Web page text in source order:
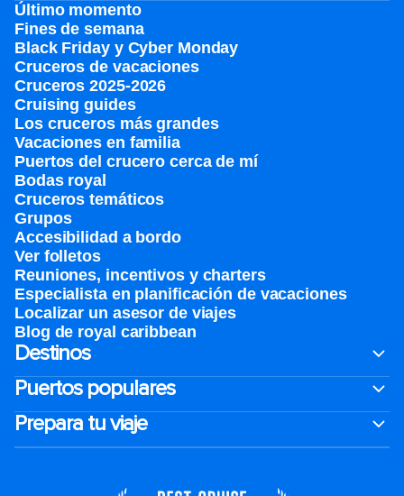
Último momento
Fines de semana
Black Friday y Cyber Monday
Cruceros de vacaciones
Cruceros 2025-2026
Cruising guides
Los cruceros más grandes
Vacaciones en familia
Puertos del crucero cerca de mí
Bodas royal
Cruceros temáticos
Grupos
Accesibilidad a bordo
Ver folletos
Reuniones, incentivos y charters​
Especialista en planificación de vacaciones
Localizar un asesor de viajes
Blog de royal caribbean
Destinos
Puertos populares
Prepara tu viaje